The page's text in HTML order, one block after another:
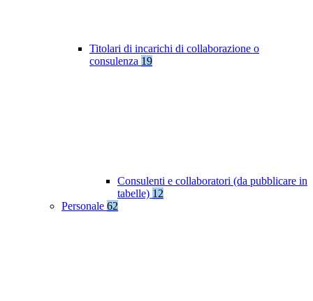
Titolari di incarichi di collaborazione o
consulenza 19
Consulenti e collaboratori (da pubblicare in
tabelle) 12
Personale 62